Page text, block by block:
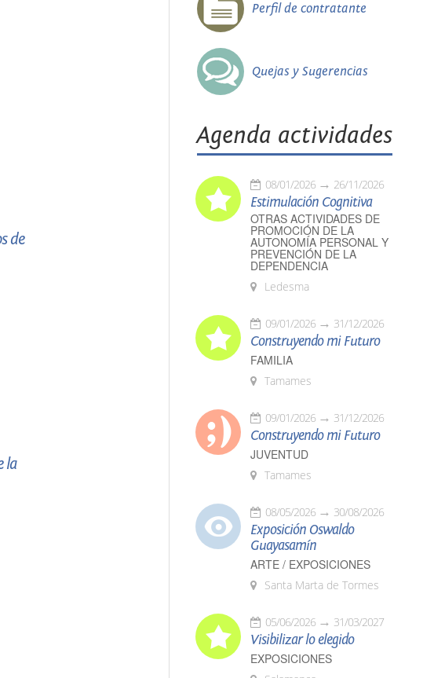
de
la
Perfil de contratante
Quejas y Sugerencias
Agenda actividades
08/01/2026 26/11/2026
Estimulación Cognitiva
OTRAS ACTIVIDADES DE
PROMOCIÓN DE LA
AUTONOMÍA PERSONAL Y
PREVENCIÓN DE LA
DEPENDENCIA
Ledesma
09/01/2026 31/12/2026
Construyendo mi Futuro
FAMILIA
Tamames
09/01/2026 31/12/2026
Construyendo mi Futuro
JUVENTUD
Tamames
08/05/2026 30/08/2026
Exposición Oswaldo
Guayasamín
ARTE / EXPOSICIONES
Santa Marta de Tormes
05/06/2026 31/03/2027
Visibilizar lo elegido
EXPOSICIONES